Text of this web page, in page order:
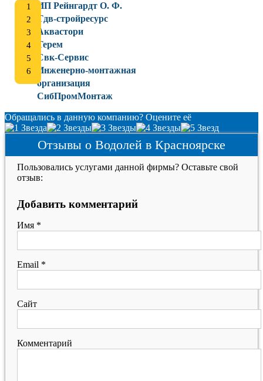
ИП Рейнгардт О. Ф.
Тдв-стройресурс
Аквастори
Терем
Свк-Сервис
Инженерно-монтажная
организация
СибПромМонтаж
Обращались в данную компанию? Оцените её
Отзывы о Водолей в Красноярске
Пользовались услугами данной фирмы? Оставьте свой
отзыв:
Добавить комментарий
Имя *
Email *
Сайт
Комментарий